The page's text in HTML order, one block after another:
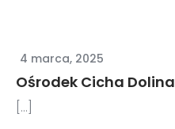
4 marca, 2025
Ośrodek Cicha Dolina
[...]